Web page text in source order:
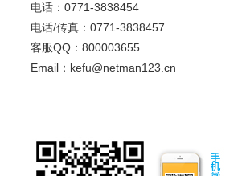
电话：0771-3838454
电话/传真：0771-3838457
客服QQ：800003655
Email：kefu@netman123.cn